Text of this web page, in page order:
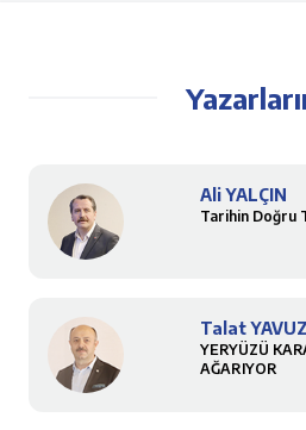
Ali YALÇIN
Tarihin Doğru
Talat YAVUZ
YERYÜZÜ
AĞARIYOR